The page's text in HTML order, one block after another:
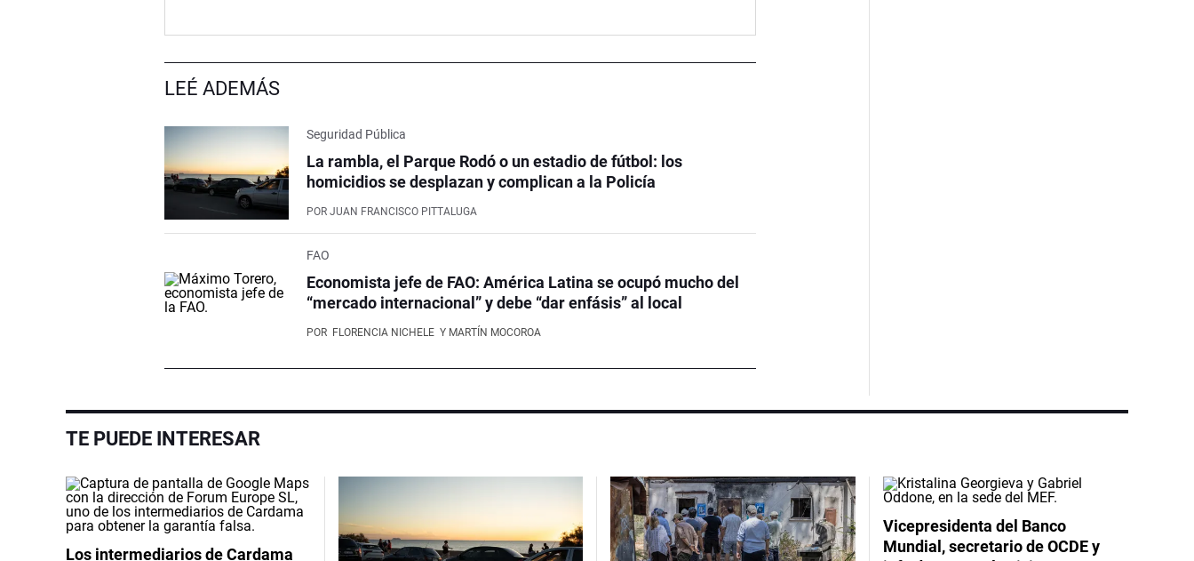
LEÉ ADEMÁS
Seguridad Pública
La rambla, el Parque Rodó o un estadio de fútbol: los
homicidios se desplazan y complican a la Policía
POR JUAN FRANCISCO PITTALUGA
FAO
Economista jefe de FAO: América Latina se ocupó mucho del
“mercado internacional” y debe “dar enfásis” al local
POR FLORENCIA NICHELE Y MARTÍN MOCOROA
TE PUEDE INTERESAR
Los intermediarios de Cardama
Vicepresidenta del Banco
Mundial, secretario de OCDE y